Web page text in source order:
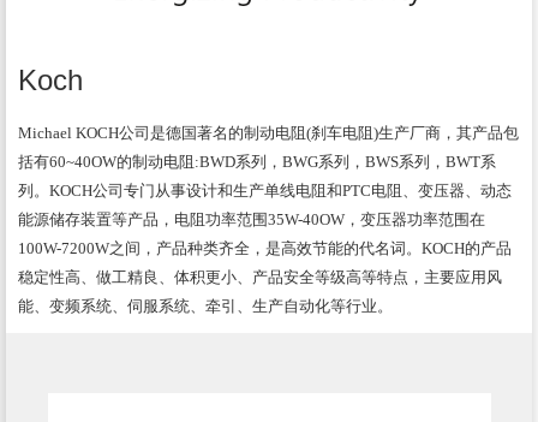
Koch
Michael KOCH公司是德国著名的制动电阻(刹车电阻)生产厂商，其产品包
括有60~40OW的制动电阻:BWD系列，BWG系列，BWS系列，BWT系
列。KOCH公司专门从事设计和生产单线电阻和PTC电阻、变压器、动态
能源储存装置等产品，电阻功率范围35W-40OW，变压器功率范围在
100W-7200W之间，产品种类齐全，是高效节能的代名词。KOCH的产品
稳定性高、做工精良、体积更小、产品安全等级高等特点，主要应用风
能、变频系统、伺服系统、牵引、生产自动化等行业。